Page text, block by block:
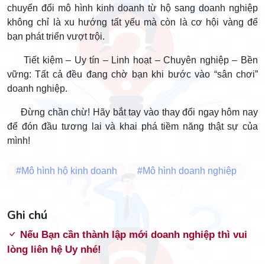
chuyển đổi mô hình kinh doanh từ hộ sang doanh nghiệp
không chỉ là xu hướng tất yếu mà còn là cơ hội vàng để
bạn phát triển vượt trội.
Tiết kiệm – Uy tín – Linh hoạt – Chuyên nghiệp – Bền
vững: Tất cả đều đang chờ bạn khi bước vào “sân chơi”
doanh nghiệp.
Đừng chần chừ! Hãy bắt tay vào thay đổi ngay hôm nay
để đón đầu tương lai và khai phá tiềm năng thật sự của
mình!
#Mô hình hộ kinh doanh #Mô hình doanh nghiệp
Ghi chú
Nếu Bạn cần thành lập mới doanh nghiệp thì vui
lòng liên hệ Uy nhé!